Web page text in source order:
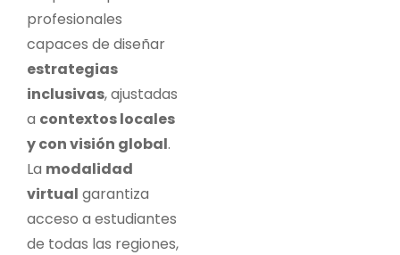
profesionales
capaces de diseñar
estrategias
inclusivas, ajustadas
a contextos locales
y con visión global.
La modalidad
virtual garantiza
acceso a estudiantes
de todas las regiones,